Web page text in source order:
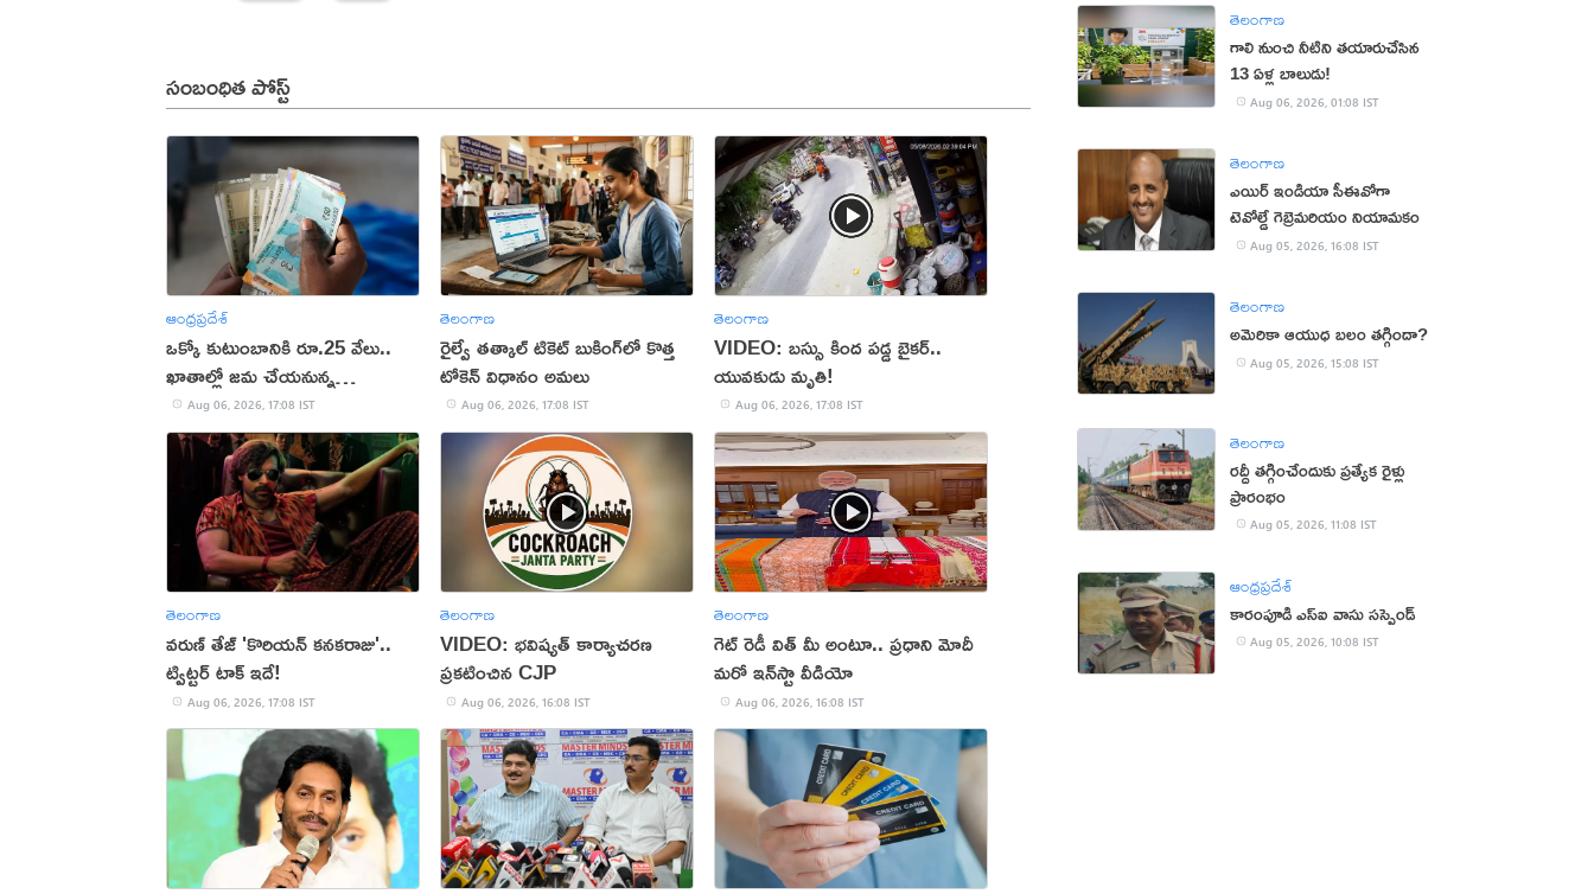
సంబంధిత పోస్ట్
ఆంధ్రప్రదేశ్
ఒక్కో కుటుంబానికి రూ.25 వేలు..
ఖాతాల్లో జ‌మ చేయ‌నున్న
ప్ర‌భుత్వం..!
Aug 06, 2026, 17:08 IST
తెలంగాణ
రైల్వే తత్కాల్ టికెట్ బుకింగ్‌లో కొత్త
టోకెన్ విధానం అమలు
Aug 06, 2026, 17:08 IST
తెలంగాణ
VIDEO: బస్సు కింద పడ్డ బైకర్..
యువకుడు మృతి!
Aug 06, 2026, 17:08 IST
తెలంగాణ
వరుణ్ తేజ్ 'కొరియన్ కనకరాజు'..
ట్విట్టర్ టాక్ ఇదే!
Aug 06, 2026, 17:08 IST
తెలంగాణ
VIDEO: భవిష్యత్ కార్యాచరణ
ప్రకటించిన CJP
Aug 06, 2026, 16:08 IST
తెలంగాణ
గెట్ రెడీ విత్ మీ అంటూ.. ప్రధాని మోదీ
మరో ఇన్‌స్టా వీడియో
Aug 06, 2026, 16:08 IST
తెలంగాణ
గాలి నుంచి నీటిని తయారుచేసిన
13 ఏళ్ల బాలుడు!
Aug 06, 2026, 01:08 IST
తెలంగాణ
ఎయిర్ ఇండియా సీఈవోగా
టెవోల్డే గెబ్రెమరియం నియామకం
Aug 05, 2026, 16:08 IST
తెలంగాణ
అమెరికా ఆయుధ బలం తగ్గిందా?
Aug 05, 2026, 15:08 IST
తెలంగాణ
రద్దీ తగ్గించేందుకు ప్రత్యేక రైళ్లు
ప్రారంభం
Aug 05, 2026, 11:08 IST
ఆంధ్రప్రదేశ్
కారంపూడి ఎస్ఐ వాసు స‌స్పెండ్‌
Aug 05, 2026, 10:08 IST